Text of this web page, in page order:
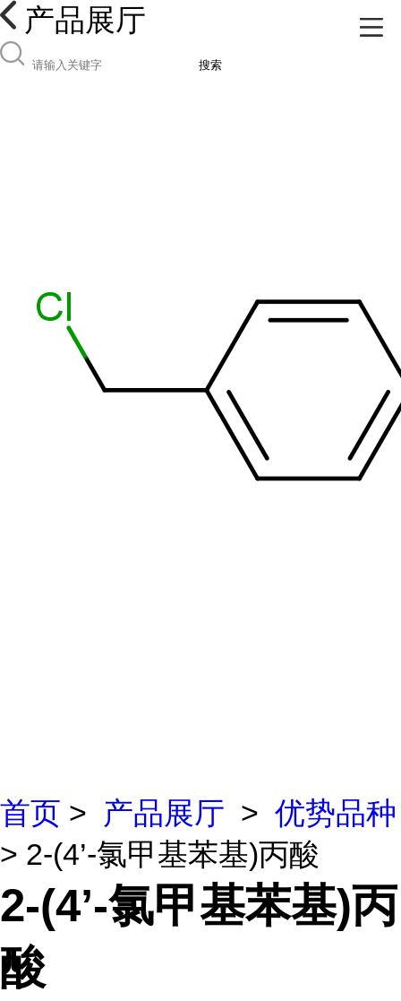
产品展厅
搜索
首页 > 产品展厅 > 优势品种
> 2-(4’-氯甲基苯基)丙酸
2-(4’-氯甲基苯基)丙
酸